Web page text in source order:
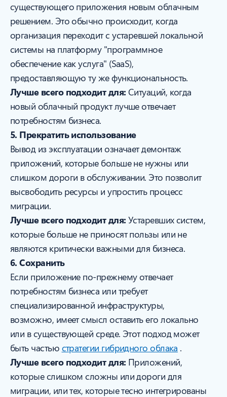
существующего приложения новым облачным
решением. Это обычно происходит, когда
организация переходит с устаревшей локальной
системы на платформу "программное
обеспечение как услуга" (SaaS),
предоставляющую ту же функциональность.
Лучше всего подходит для: Ситуаций, когда
новый облачный продукт лучше отвечает
потребностям бизнеса.
5. Прекратить использование
Вывод из эксплуатации означает демонтаж
приложений, которые больше не нужны или
слишком дороги в обслуживании. Это позволит
высвободить ресурсы и упростить процесс
миграции.
Лучше всего подходит для: Устаревших систем,
которые больше не приносят пользы или не
являются критически важными для бизнеса.
6. Сохранить
Если приложение по-прежнему отвечает
потребностям бизнеса или требует
специализированной инфраструктуры,
возможно, имеет смысл оставить его локально
или в существующей среде. Этот подход может
быть частью стратегии гибридного облака .
Лучше всего подходит для: Приложений,
которые слишком сложны или дороги для
миграции, или тех, которые тесно интегрированы